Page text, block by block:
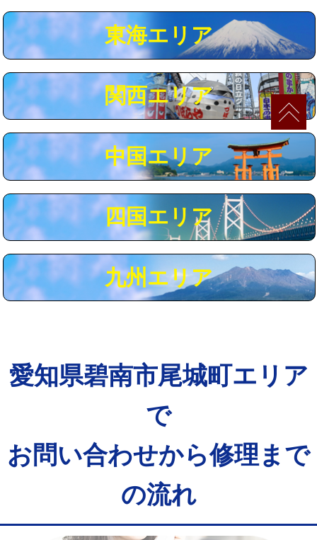
マス交換（深さ50㎝以上） 66,000円
コンクリート斫り（厚さ10㎝まで） 27,500円
コンクリート斫り（厚さ10㎝超え） 38,500円
モルタル補修（厚さ10㎝まで） 27,500円
追加人工 16,500円
※給水管工事は20mmまでの価格です。
東海エリア
関西エリア
中国エリア
四国エリア
九州エリア
愛知県碧南市尾城町エリア
で
お問い合わせから修理まで
の流れ